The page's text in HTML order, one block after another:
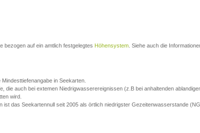
bezogen auf ein amtlich festgelegtes Höhensystem . Siehe auch die
in Seekarten.
die auch bei extemen Niedrigwasserereignissen (z.B bei anhaltenden
wird.
ist das Seekartennull seit 2005 als örtlich niedrigster Gezeitenwasserstande